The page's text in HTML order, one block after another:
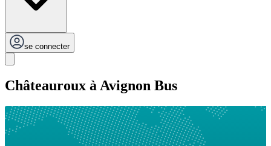
se connecter
Châteauroux à Avignon Bus